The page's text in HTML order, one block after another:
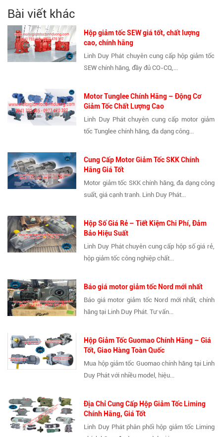
Bài viết khác
Hộp giảm tốc SEW giá tốt, chất lượng
cao, chính hãng
Linh Duy Phát chuyên cung cấp hộp giảm tốc
SEW chính hãng, đầy đủ CO-CQ,...
Motor Tunglee Chính Hãng – Động Cơ
Giảm Tốc Chất Lượng Cao
Linh Duy Phát chuyên cung cấp motor giảm
tốc Tunglee chính hãng, đa dạng công...
Cung Cấp Motor Giảm Tốc SKK Chính
Hãng Giá Tốt
Motor giảm tốc SKK chính hãng, đa dạng công
suất, giá cạnh tranh. Linh Duy Phát...
Hộp Số Giá Rẻ – Tiết Kiệm Chi Phí, Đảm
Bảo Hiệu Suất
Linh Duy Phát chuyên cung cấp hộp số giá rẻ,
hộp giảm tốc công nghiệp chất...
Báo giá motor giảm tốc Nord mới nhất
Báo giá motor giảm tốc Nord mới nhất, chính
hãng tại Linh Duy Phát. Tư vấn...
Hộp Giảm Tốc Guomao Chính Hãng – Giá
Tốt, Giao Hàng Toàn Quốc
Mua hộp giảm tốc Guomao chính hãng tại Linh
Duy Phát với nhiều model, hiệu...
Địa Chỉ Cung Cấp Hộp Giảm Tốc Liming
Chính Hãng, Giá Tốt
Linh Duy Phát phân phối hộp giảm tốc Liming